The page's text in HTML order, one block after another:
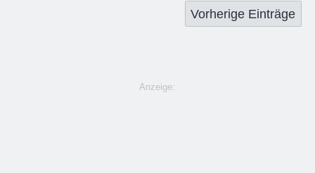
Vorherige Einträge
Anzeige: